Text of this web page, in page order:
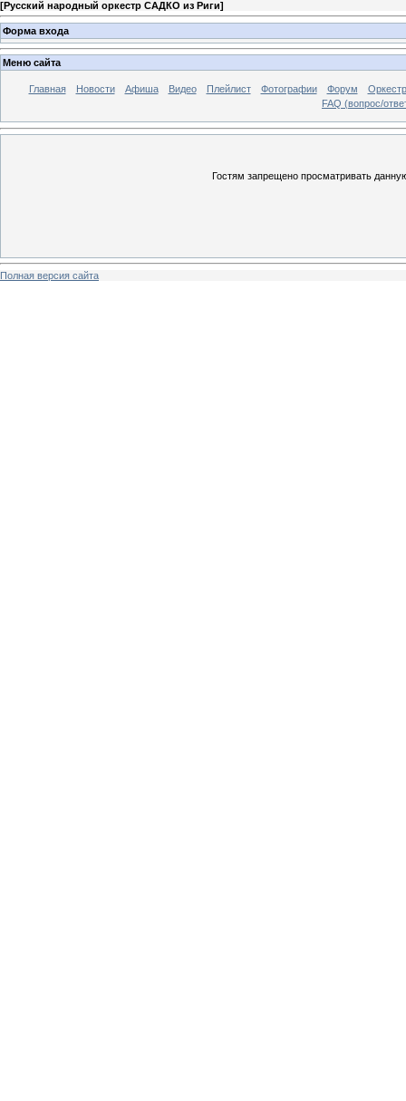
[Русский народный оркестр САДКО из Риги]
Форма входа
Меню сайта
Главная Новости Афиша Видео Плейлист Фотографии Форум
FAQ (вопрос/
Гостям запрещено просматривать
Полная версия сайта